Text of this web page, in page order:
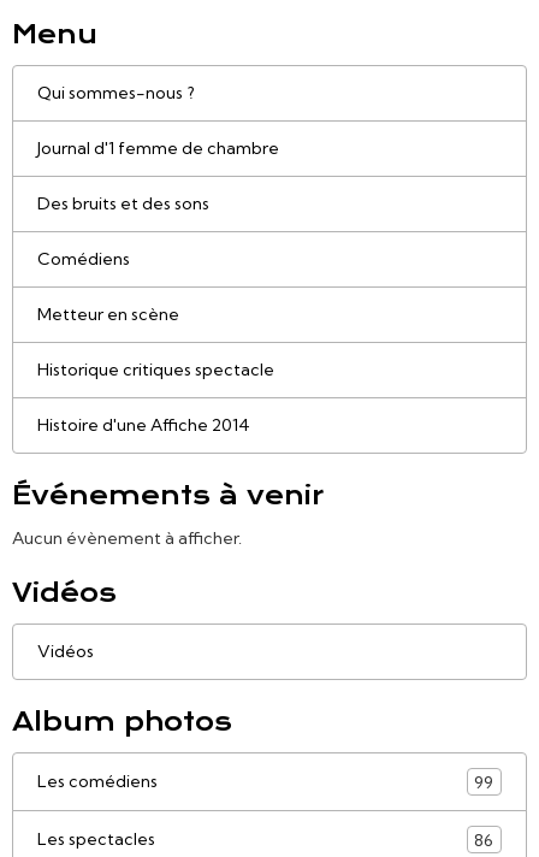
Menu
Qui sommes-nous ?
Journal d'1 femme de chambre
Des bruits et des sons
Comédiens
Metteur en scène
Historique critiques spectacle
Histoire d'une Affiche 2014
Événements à venir
Aucun évènement à afficher.
Vidéos
Vidéos
Album photos
Les comédiens 99
Les spectacles 86